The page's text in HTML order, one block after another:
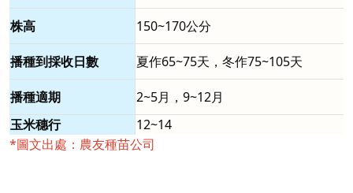
株高 150~170公分
播種到採收日數 夏作65~75天，冬作75~105天
播種適期
2~5月，9~12月
玉米穗行
12~14
*圖文出處：農友種苗公司